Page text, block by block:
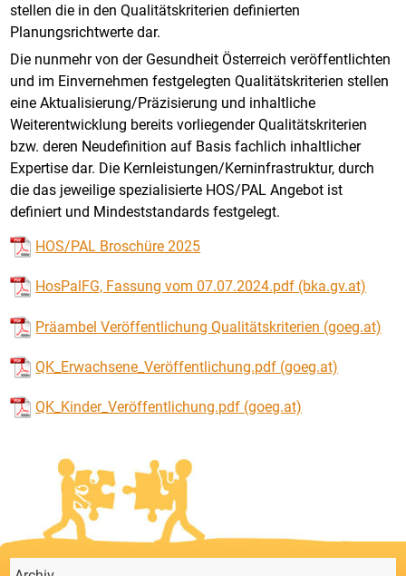
stellen die in den Qualitätskriterien definierten
Planungsrichtwerte dar.
Die nunmehr von der Gesundheit Österreich veröffentlichten
und im Einvernehmen festgelegten Qualitätskriterien stellen
eine Aktualisierung/Präzisierung und inhaltliche
Weiterentwicklung bereits vorliegender Qualitätskriterien
bzw. deren Neudefinition auf Basis fachlich inhaltlicher
Expertise dar. Die Kernleistungen/Kerninfrastruktur, durch
die das jeweilige spezialisierte HOS/PAL Angebot ist
definiert und Mindeststandards festgelegt.
HOS/PAL Broschüre 2025
HosPalFG, Fassung vom 07.07.2024.pdf (bka.gv.at)
Präambel Veröffentlichung Qualitätskriterien (goeg.at)
QK_Erwachsene_Veröffentlichung.pdf (goeg.at)
QK_Kinder_Veröffentlichung.pdf (goeg.at)